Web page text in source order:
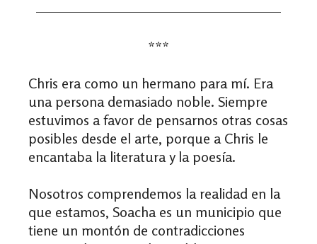
***
Chris era como un hermano para mí. Era
una persona demasiado noble. Siempre
estuvimos a favor de pensarnos otras cosas
posibles desde el arte, porque a Chris le
encantaba la literatura y la poesía.
Nosotros comprendemos la realidad en la
que estamos, Soacha es un municipio que
tiene un montón de contradicciones